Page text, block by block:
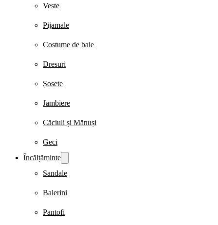
Veste
Pijamale
Costume de baie
Dresuri
Șosete
Jambiere
Căciuli și Mănuși
Geci
Încălțăminte
Sandale
Balerini
Pantofi